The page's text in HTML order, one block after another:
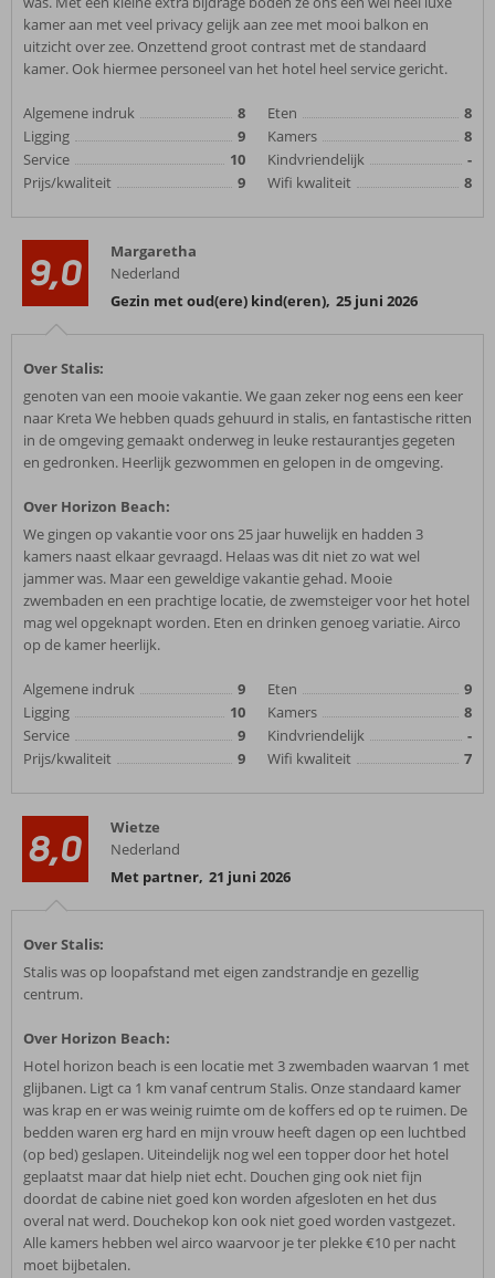
kamer aan met veel privacy gelijk aan zee met mooi balkon en
uitzicht over zee. Onzettend groot contrast met de standaard
kamer. Ook hiermee personeel van het hotel heel service gericht.
Algemene indruk
8
Ligging
9
Service
10
Prijs/kwaliteit
9
Eten
8
Kamers
8
Kindvriendelijk
-
Wifi kwaliteit
8
9,0
Margaretha
Nederland
Gezin met oud(ere) kind(eren), 25 juni 2026
Over Stalis:
genoten van een mooie vakantie. We gaan zeker nog eens een keer
naar Kreta We hebben quads gehuurd in stalis, en fantastische ritten
in de omgeving gemaakt onderweg in leuke restaurantjes gegeten
en gedronken. Heerlijk gezwommen en gelopen in de omgeving.
Over Horizon Beach:
We gingen op vakantie voor ons 25 jaar huwelijk en hadden 3
kamers naast elkaar gevraagd. Helaas was dit niet zo wat wel
jammer was. Maar een geweldige vakantie gehad. Mooie
zwembaden en een prachtige locatie, de zwemsteiger voor het hotel
mag wel opgeknapt worden. Eten en drinken genoeg variatie. Airco
op de kamer heerlijk.
Algemene indruk
9
Ligging
10
Service
9
Prijs/kwaliteit
9
Eten
9
Kamers
8
Kindvriendelijk
-
Wifi kwaliteit
7
8,0
Wietze
Nederland
Met partner, 21 juni 2026
Over Stalis:
Stalis was op loopafstand met eigen zandstrandje en gezellig
centrum.
Over Horizon Beach:
Hotel horizon beach is een locatie met 3 zwembaden waarvan 1 met
glijbanen. Ligt ca 1 km vanaf centrum Stalis. Onze standaard kamer
was krap en er was weinig ruimte om de koffers ed op te ruimen. De
bedden waren erg hard en mijn vrouw heeft dagen op een luchtbed
(op bed) geslapen. Uiteindelijk nog wel een topper door het hotel
geplaatst maar dat hielp niet echt. Douchen ging ook niet fijn
doordat de cabine niet goed kon worden afgesloten en het dus
overal nat werd. Douchekop kon ook niet goed worden vastgezet.
Alle kamers hebben wel airco waarvoor je ter plekke €10 per nacht
moet bijbetalen.